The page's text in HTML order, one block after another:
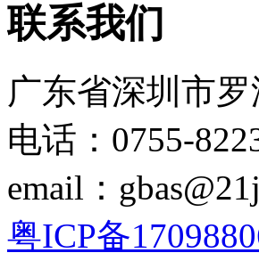
联系我们
广东省深圳市
电话：0755-
email：
粤ICP备